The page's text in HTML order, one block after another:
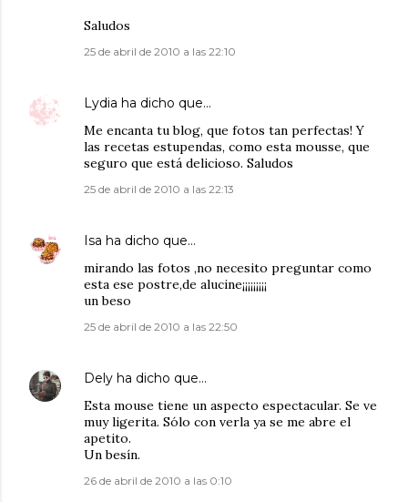
Saludos
25 de abril de 2010 a las 22:10
Lydia ha dicho que…
Me encanta tu blog, que fotos tan perfectas! Y
las recetas estupendas, como esta mousse, que
seguro que está delicioso. Saludos
25 de abril de 2010 a las 22:13
Isa ha dicho que…
mirando las fotos ,no necesito preguntar como
esta ese postre,de alucine¡¡¡¡¡¡¡¡¡
un beso
25 de abril de 2010 a las 22:50
Dely ha dicho que…
Esta mouse tiene un aspecto espectacular. Se ve
muy ligerita. Sólo con verla ya se me abre el
apetito.
Un besín.
26 de abril de 2010 a las 0:10